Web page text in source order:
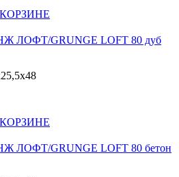
ЛОФТ/GRUNGE LOFT 80 дуб
ЛОФТ/GRUNGE LOFT 80 бетон